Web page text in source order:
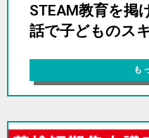
STEAM教育を掲
話で子どものス
も